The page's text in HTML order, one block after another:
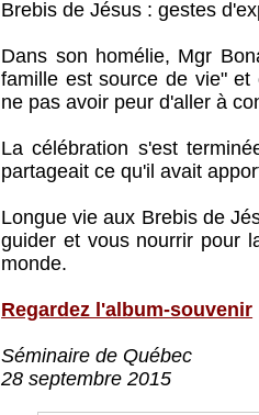
Brebis de Jésus : gestes
Dans son homélie, Mgr
famille est source de vie"
ne pas avoir peur d'aller à
La célébration s'est
partageait ce qu'il avait
Longue vie aux Brebis de
guider et vous nourrir pour
monde.
Regardez l'album-souvenir
Séminaire de Québec
28 septembre 2015